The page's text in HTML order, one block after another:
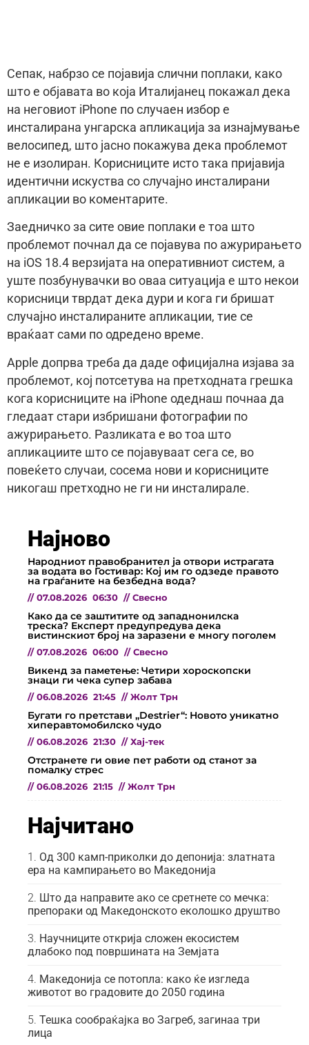
Сепак, набрзо се појавија слични поплаки, како
што е објавата во која Италијанец покажал дека
на неговиот iPhone по случаен избор е
инсталирана унгарска апликација за изнајмување
велосипед, што јасно покажува дека проблемот
не е изолиран. Корисниците исто така пријавија
идентични искуства со случајно инсталирани
апликации во коментарите.
Заедничко за сите овие поплаки е тоа што
проблемот почнал да се појавува по ажурирањето
на iOS 18.4 верзијата на оперативниот систем, а
уште позбунувачки во оваа ситуација е што некои
корисници тврдат дека дури и кога ги бришат
случајно инсталираните апликации, тие се
враќаат сами по одредено време.
Apple допрва треба да даде официјална изјава за
проблемот, кој потсетува на претходната грешка
кога корисниците на iPhone одеднаш почнаа да
гледаат стари избришани фотографии по
ажурирањето. Разликата е во тоа што
апликациите што се појавуваат сега се, во
повеќето случаи, сосема нови и корисниците
никогаш претходно не ги ни инсталирале.
Најново
Народниот правобранител ја отвори истрагата
за водата во Гостивар: Кој им го одзеде правото
на граѓаните на безбедна вода?
// 07.08.2026 06:30 // Свесно
Како да се заштитите од западнонилска
треска? Експерт предупредува дека
вистинскиот број на заразени е многу поголем
// 07.08.2026 06:00 // Свесно
Викенд за паметење: Четири хороскопски
знаци ги чека супер забава
// 06.08.2026 21:45 // Жолт Трн
Бугати го претстави „Destrier“: Новото уникатно
хиперавтомобилско чудо
// 06.08.2026 21:30 // Хај-тек
Отстранете ги овие пет работи од станот за
помалку стрес
// 06.08.2026 21:15 // Жолт Трн
Најчитано
Од 300 камп-приколки до депонија: златната
ера на кампирањето во Македонија
Што да направите ако се сретнете со мечка:
препораки од Македонското еколошко друштво
Научниците открија сложен екосистем
длабоко под површината на Земјата
Македонија се потопла: како ќе изгледа
животот во градовите до 2050 година
Тешка сообраќајка во Загреб, загинаа три
лица